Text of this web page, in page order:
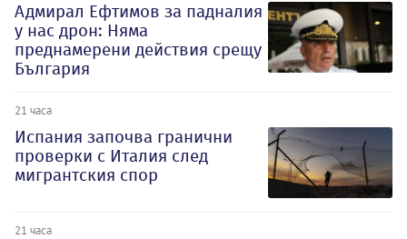
Адмирал Ефтимов за падналия
у нас дрон: Няма
преднамерени действия срещу
България
21 часа
Испания започва гранични
проверки с Италия след
мигрантския спор
21 часа